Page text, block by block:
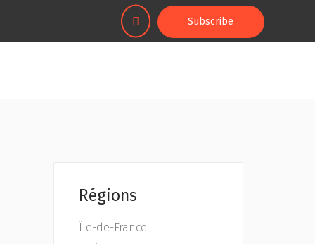
Subscribe
Régions
Île-de-France